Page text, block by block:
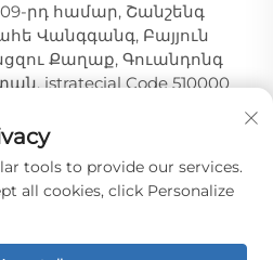
րդ համար, Շանշենգ
Վանգգանգ, Բայյուն
Քաղաք, Գուանդոնգ
istratecial Code 510000
© Գուանցզու
Կո., Լտդ. Ամբողջ
tools to provide our services.
all cookies, click Personalize